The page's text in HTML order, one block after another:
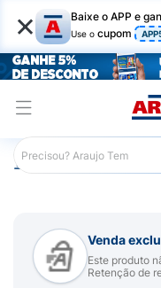
× Baixe o APP e
Use o cupom
Araujo
Venda
Este produto
Retenção de